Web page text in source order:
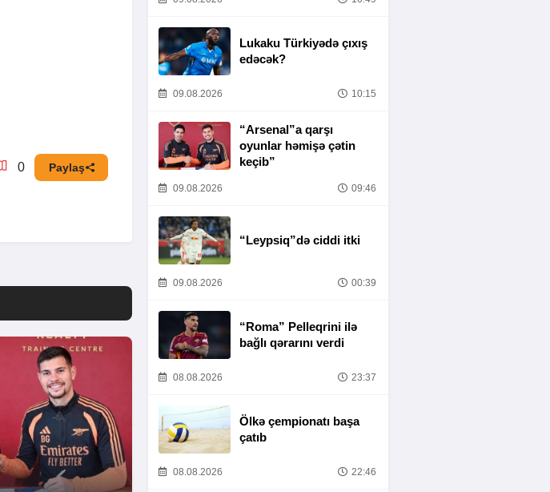
0 Paylaş
Lukaku Türkiyədə çıxış
edəcək?
09.08.2026 10:15
“Arsenal”a qarşı
oyunlar həmişə çətin
keçib”
09.08.2026 09:46
“Leypsiq”də ciddi itki
09.08.2026 00:39
“Roma” Pelleqrini ilə
bağlı qərarını verdi
08.08.2026 23:37
Ölkə çempionatı başa
çatıb
08.08.2026 22:46